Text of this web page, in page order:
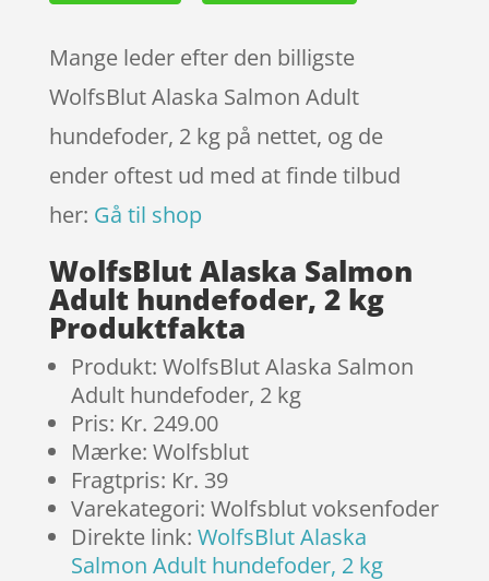
Mange leder efter den billigste
WolfsBlut Alaska Salmon Adult
hundefoder, 2 kg på nettet, og de
ender oftest ud med at finde tilbud
her: Gå til shop
WolfsBlut Alaska Salmon
Adult hundefoder, 2 kg
Produktfakta
Produkt: WolfsBlut Alaska Salmon
Adult hundefoder, 2 kg
Pris: Kr. 249.00
Mærke: Wolfsblut
Fragtpris: Kr. 39
Varekategori: Wolfsblut voksenfoder
Direkte link: WolfsBlut Alaska
Salmon Adult hundefoder, 2 kg